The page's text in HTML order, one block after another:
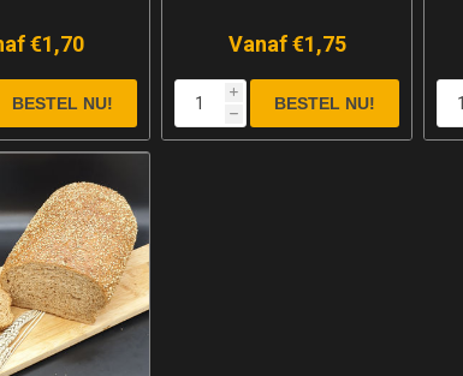
€1,70 Vanaf €1,75
i
h